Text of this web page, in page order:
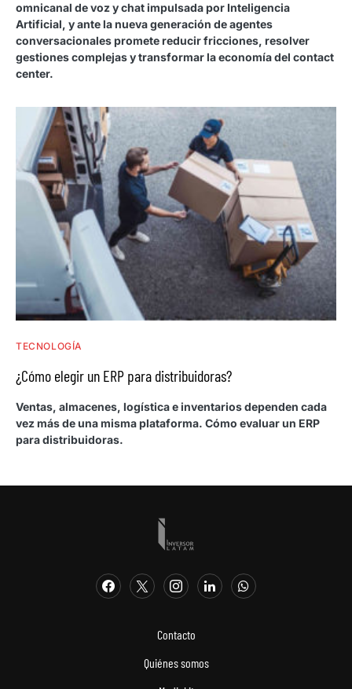
omnicanal de voz y chat impulsada por Inteligencia
Artificial, y ante la nueva generación de agentes
conversacionales promete reducir fricciones, resolver
gestiones complejas y transformar la economía del contact
center.
TECNOLOGÍA
¿Cómo elegir un ERP para distribuidoras?
Ventas, almacenes, logística e inventarios dependen cada
vez más de una misma plataforma. Cómo evaluar un ERP
para distribuidoras.
Contacto
Quiénes somos